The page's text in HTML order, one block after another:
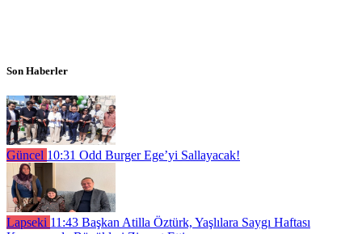
Son Haberler
Güncel 10:31 Odd Burger Ege’yi Sallayacak!
Lapseki 11:43 Başkan Atilla Öztürk, Yaşlılara Saygı Haftası